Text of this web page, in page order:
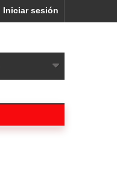
Iniciar sesión